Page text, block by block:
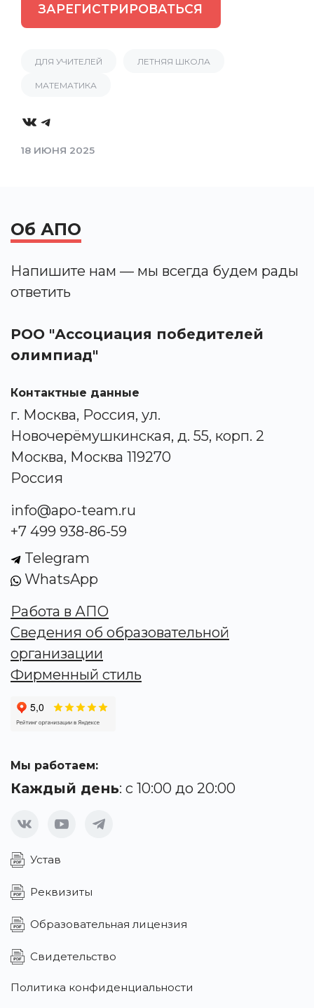
ЗАРЕГИСТРИРОВАТЬСЯ
ДЛЯ УЧИТЕЛЕЙ ЛЕТНЯЯ ШКОЛА
МАТЕМАТИКА
VKTelegram
18 ИЮНЯ 2025
Об АПО
Напишите нам — мы всегда будем рады
ответить
РОО "Ассоциация победителей
олимпиад"
Контактные данные
г. Москва, Россия, ул.
Новочерёмушкинская, д. 55, корп. 2
Москва, Москва 119270
Россия
info@apo-team.ru
+7 499 938-86-59
Telegram
WhatsApp
Работа в АПО
Сведения об образовательной
организации
Фирменный стиль
Мы работаем:
Каждый день: с 10:00 до 20:00
Устав
Реквизиты
Образовательная лицензия
Свидетельство
Политика конфиденциальности